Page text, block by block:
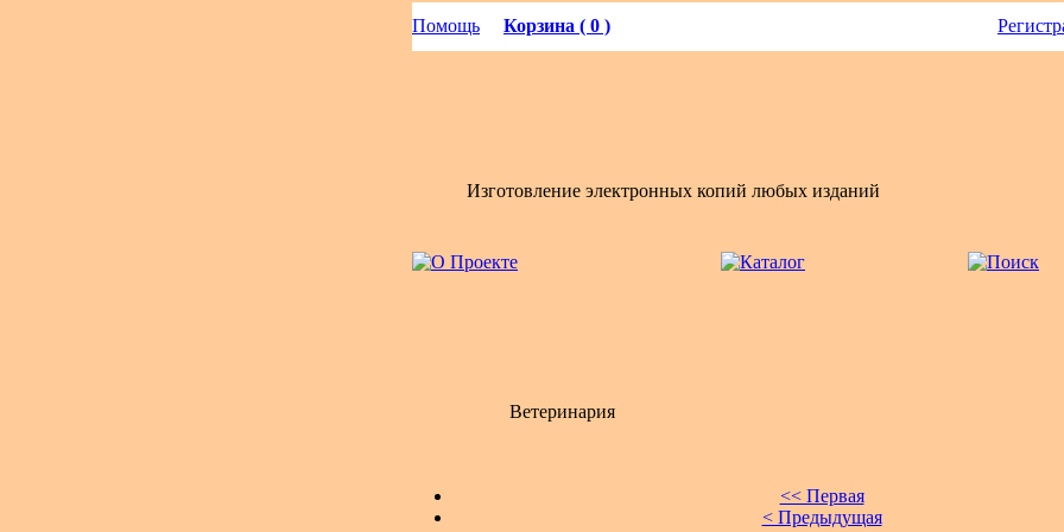
Помощь Корзина ( 0 )
Изготовление электронных копий любых изданий
Ветеринария
<< Первая
< Предыдущая